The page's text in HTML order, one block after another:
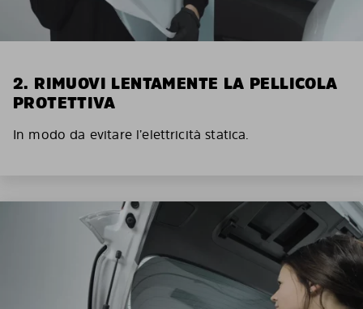
2. RIMUOVI LENTAMENTE LA PELLICOLA
PROTETTIVA
In modo da evitare l’elettricità statica.